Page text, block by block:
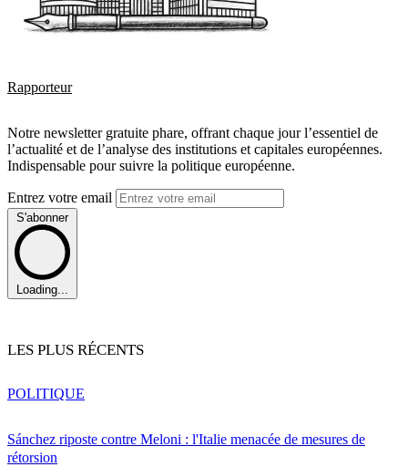
Rapporteur
Notre newsletter gratuite phare, offrant chaque jour l’essentiel de
l’actualité et de l’analyse des institutions et capitales européennes.
Indispensable pour suivre la politique européenne.
Entrez votre email
S'abonner
Loading...
LES PLUS RÉCENTS
Sánchez riposte contre Meloni : l'Italie menacée de mesures de
rétorsion
POLITIQUE